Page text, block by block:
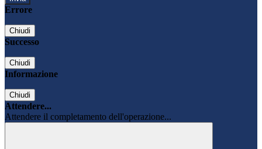
Errore
Chiudi
Successo
Chiudi
Informazione
Chiudi
Attendere...
Attendere il completamento dell'operazione...